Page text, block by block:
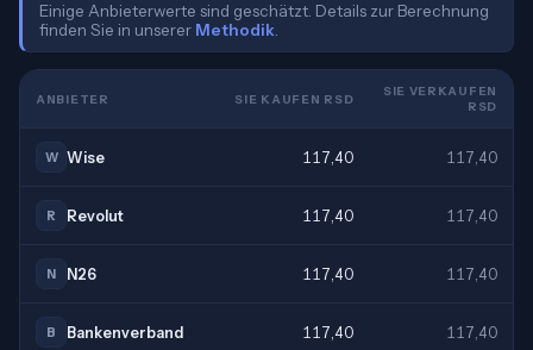
Einige Anbieterwerte sind geschätzt. Details zur Berechnung
finden Sie in unserer Methodik
ANBIETER SIE KAUFEN RSD
SIE VERKAUFEN
RSD
W Wise 117,40 117,40
R Revolut 117,40 117,40
N N26 117,40 117,40
B Bankenverband 117,40 117,40